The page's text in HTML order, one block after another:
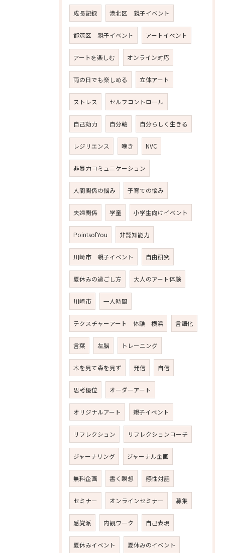
成長記録 港北区 親子イベント
都筑区 親子イベント アートイベント
アートを楽しむ オンライン対応
雨の日でも楽しめる 立体アート
ストレス セルフコントロール
自己効力 自分軸 自分らしく生きる
レジリエンス 嘆き NVC
非暴力コミュニケーション
人間関係の悩み 子育ての悩み
夫婦関係 学童 小学生向けイベント
PointsofYou 非認知能力
川崎市 親子イベント 自由研究
夏休みの過ごし方 大人のアート体験
川崎市 一人時間
テクスチャーアート 体験 横浜 言語化
言葉 左脳 トレーニング
木を見て森を見ず 発信 自信
思考優位 オーダーアート
オリジナルアート 親子イベント
リフレクション リフレクションコーチ
ジャーナリング ジャーナル企画
無料企画 書く瞑想 感性対話
セミナー オンラインセミナー 募集
感覚派 内観ワーク 自己表現
夏休みイベント 夏休みのイベント